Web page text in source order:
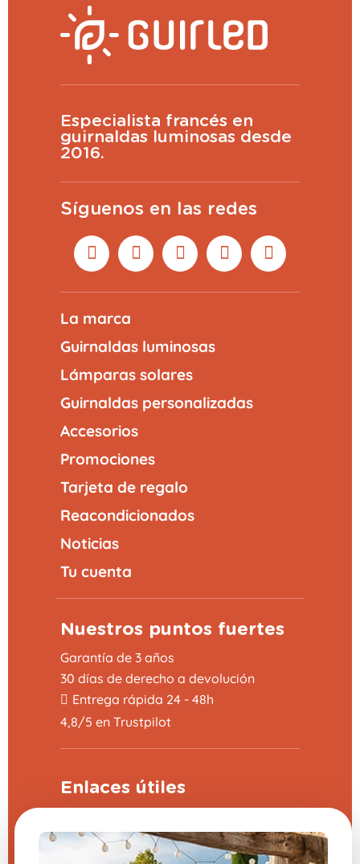
Especialista francés en
guirnaldas luminosas desde
2016.
Síguenos en las redes
La marca
Guirnaldas luminosas
Lámparas solares
Guirnaldas personalizadas
Accesorios
Promociones
Tarjeta de regalo
Reacondicionados
Noticias
Tu cuenta
Nuestros puntos fuertes
Garantía de 3 años
30 días de derecho a devolución
Entrega rápida 24 - 48h
4,8/5 en Trustpilot
Enlaces útiles
Preguntas frecuentes (FAQ)